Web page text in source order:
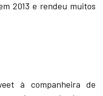
2013 e rendeu muitos
à companheira de